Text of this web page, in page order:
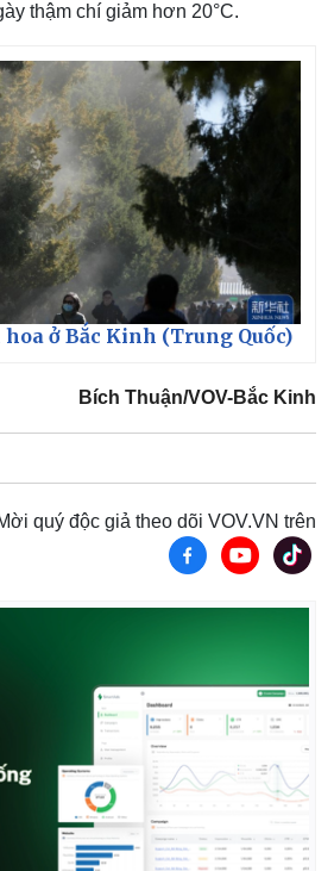
thậm chí giảm hơn 20°C.
ở Bắc Kinh (Trung Quốc)
Bích Thuận/VOV-Bắc Kinh
quý độc giả theo dõi VOV.VN trên